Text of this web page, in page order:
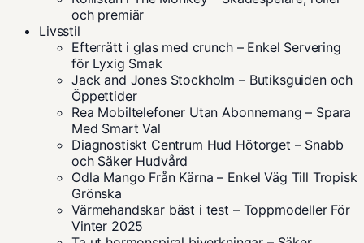
och premiär
Livsstil
Efterrätt i glas med crunch – Enkel Servering
för Lyxig Smak
Jack and Jones Stockholm – Butiksguiden och
Öppettider
Rea Mobiltelefoner Utan Abonnemang – Spara
Med Smart Val
Diagnostiskt Centrum Hud Hötorget – Snabb
och Säker Hudvård
Odla Mango Från Kärna – Enkel Väg Till Tropisk
Grönska
Värmehandskar bäst i test – Toppmodeller För
Vinter 2025